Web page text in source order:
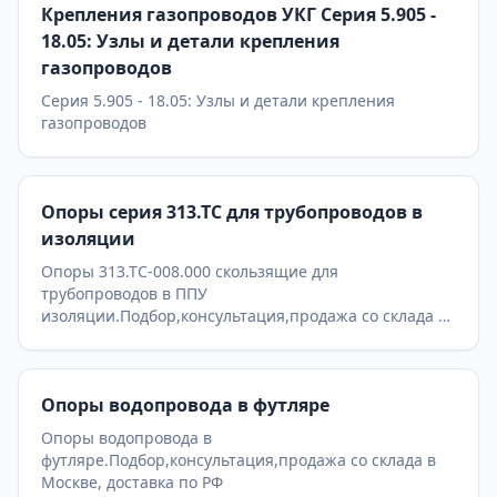
Крепления газопроводов УКГ Серия 5.905 -
18.05: Узлы и детали крепления
газопроводов
Серия 5.905 - 18.05: Узлы и детали крепления
газопроводов
Опоры серия 313.ТС для трубопроводов в
изоляции
Опоры 313.ТС-008.000 скользящие для
трубопроводов в ППУ
изоляции.Подбор,консультация,продажа со склада в
Опоры водопровода в футляре
Опоры водопровода в
футляре.Подбор,консультация,продажа со склада в
Москве, доставка по РФ